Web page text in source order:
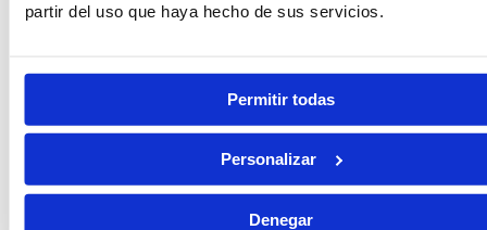
partir del uso que haya hecho de sus servicios.
Permitir todas
Personalizar
Denegar